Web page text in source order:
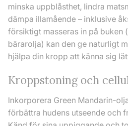
minska uppblåsthet, lindra
dämpa illamående – inklusive
försiktigt masseras in på buken
bärarolja) kan den ge naturligt
hjälpa din kropp att känna sig
Kroppstoning och
Inkorporera Green Mandarin-
förbättra hudens utseende och